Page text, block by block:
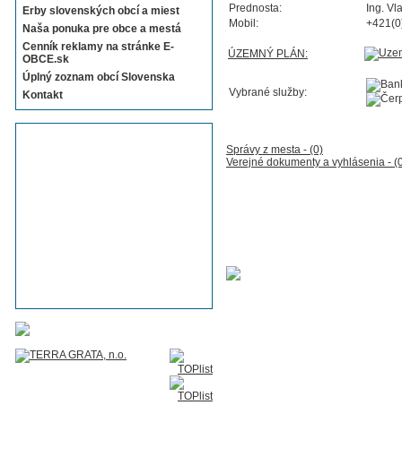
Erby slovenských obcí a miest
Naša ponuka pre obce a mestá
Cenník reklamy na stránke E-
OBCE.sk
Úplný zoznam obcí Slovenska
Kontakt
Prednosta:
Ing.
Mobil:
ÚZEMNÝ PLÁN:
Vybrané služby:
Správy z mesta - (0)
Verejné dokumenty a vyhlásenia -